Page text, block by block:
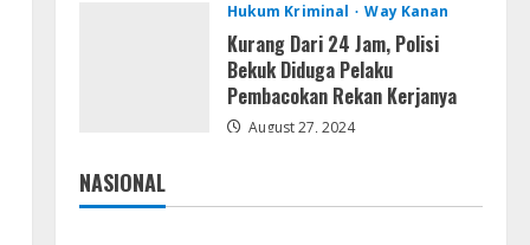
Ketua Pro Jurnalis Media Siber
Way Kanan Apresiasi Prestasi
Reva Radisya, Putri
Ferdiansyah, Lolos di Unila
Jurusan HI
Hukum Kriminal
Way Kanan
Kurang Dari 24 Jam, Polisi
Bekuk Diduga Pelaku
Pembacokan Rekan Kerjanya
August 27, 2024
NASIONAL
Jakarta